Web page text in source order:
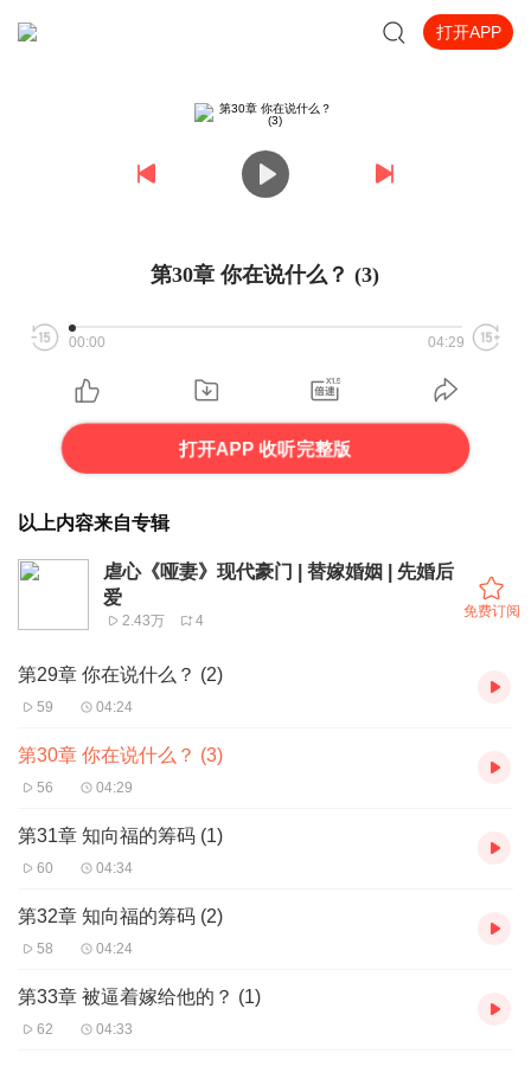
打开APP
第30章 你在说什么？ (3)
00:00 04:29
打开APP 收听完整版
以上内容来自专辑
虐心《哑妻》现代豪门 | 替嫁婚姻 | 先婚后
爱
2.43万 4
免费订阅
第29章 你在说什么？ (2)
59 04:24
第30章 你在说什么？ (3)
56 04:29
第31章 知向福的筹码 (1)
60 04:34
第32章 知向福的筹码 (2)
58 04:24
第33章 被逼着嫁给他的？ (1)
62 04:33